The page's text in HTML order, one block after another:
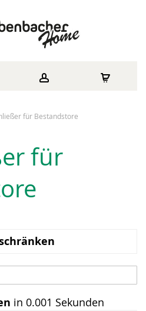
für Bestandstore
für
in 0.001 Sekunden